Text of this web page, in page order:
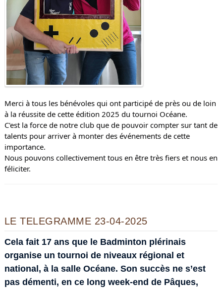
Merci à tous les bénévoles qui ont participé de près ou de loin
à la réussite de cette édition 2025 du tournoi Océane.
C'est la force de notre club que de pouvoir compter sur tant de
talents pour arriver à monter des événements de cette
importance.
Nous pouvons collectivement tous en être très fiers et nous en
féliciter.
LE TELEGRAMME 23-04-2025
Cela fait 17 ans que le Badminton plérinais
organise un tournoi de niveaux régional et
national, à la salle Océane. Son succès ne s’est
pas démenti, en ce long week-end de Pâques,